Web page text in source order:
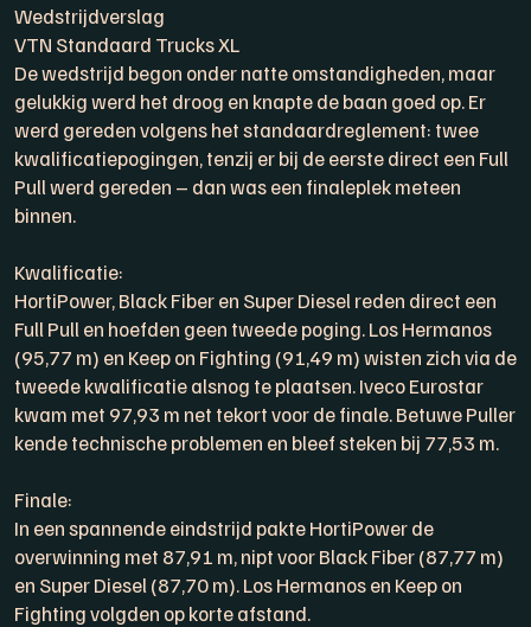
Wedstrijdverslag
VTN Standaard Trucks XL
De wedstrijd begon onder natte omstandigheden, maar
gelukkig werd het droog en knapte de baan goed op. Er
werd gereden volgens het standaardreglement: twee
kwalificatiepogingen, tenzij er bij de eerste direct een Full
Pull werd gereden – dan was een finaleplek meteen
binnen.
Kwalificatie:
HortiPower, Black Fiber en Super Diesel reden direct een
Full Pull en hoefden geen tweede poging. Los Hermanos
(95,77 m) en Keep on Fighting (91,49 m) wisten zich via de
tweede kwalificatie alsnog te plaatsen. Iveco Eurostar
kwam met 97,93 m net tekort voor de finale. Betuwe Puller
kende technische problemen en bleef steken bij 77,53 m.
Finale:
In een spannende eindstrijd pakte HortiPower de
overwinning met 87,91 m, nipt voor Black Fiber (87,77 m)
en Super Diesel (87,70 m). Los Hermanos en Keep on
Fighting volgden op korte afstand.